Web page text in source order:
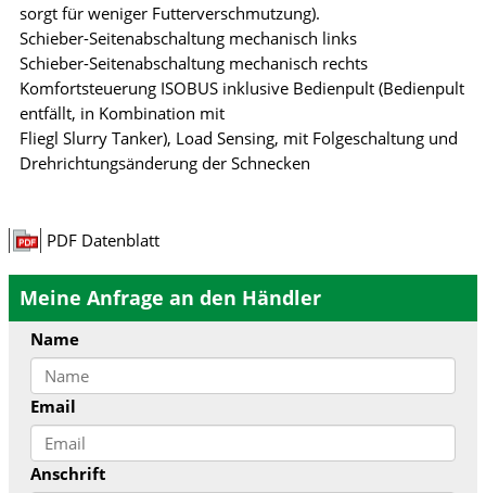
sorgt für weniger Futterverschmutzung).
Schieber-Seitenabschaltung mechanisch links
Schieber-Seitenabschaltung mechanisch rechts
Komfortsteuerung ISOBUS inklusive Bedienpult (Bedienpult
entfällt, in Kombination mit
Fliegl Slurry Tanker), Load Sensing, mit Folgeschaltung und
Drehrichtungsänderung der Schnecken
PDF Datenblatt
Meine Anfrage an den Händler
Name
Email
Anschrift